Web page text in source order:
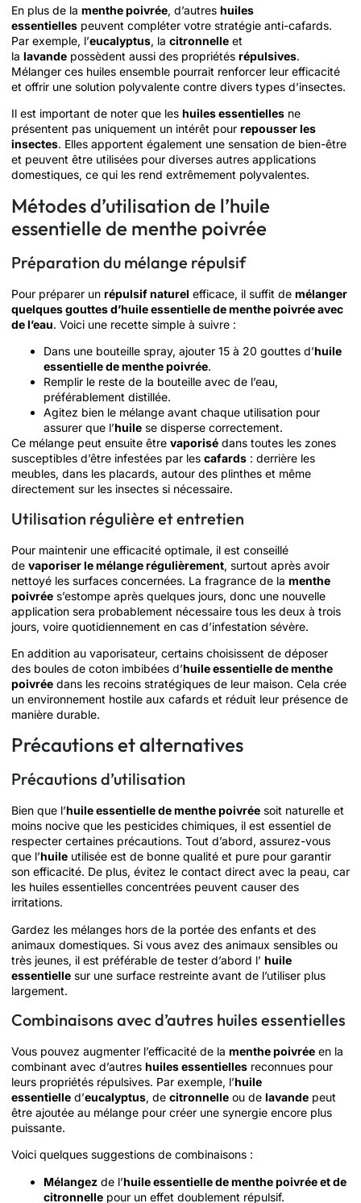
En plus de la menthe poivrée, d’autres huiles
essentielles peuvent compléter votre stratégie anti-cafards.
Par exemple, l’eucalyptus, la citronnelle et
la lavande possèdent aussi des propriétés répulsives.
Mélanger ces huiles ensemble pourrait renforcer leur efficacité
et offrir une solution polyvalente contre divers types d’insectes.
Il est important de noter que les huiles essentielles ne
présentent pas uniquement un intérêt pour repousser les
insectes. Elles apportent également une sensation de bien-être
et peuvent être utilisées pour diverses autres applications
domestiques, ce qui les rend extrêmement polyvalentes.
Métodes d’utilisation de l’huile
essentielle de menthe poivrée
Préparation du mélange répulsif
Pour préparer un répulsif naturel efficace, il suffit de mélanger
quelques gouttes d’huile essentielle de menthe poivrée avec
de l’eau. Voici une recette simple à suivre :
Dans une bouteille spray, ajouter 15 à 20 gouttes d’huile
essentielle de menthe poivrée.
Remplir le reste de la bouteille avec de l’eau,
préférablement distillée.
Agitez bien le mélange avant chaque utilisation pour
assurer que l’huile se disperse correctement.
Ce mélange peut ensuite être vaporisé dans toutes les zones
susceptibles d’être infestées par les cafards : derrière les
meubles, dans les placards, autour des plinthes et même
directement sur les insectes si nécessaire.
Utilisation régulière et entretien
Pour maintenir une efficacité optimale, il est conseillé
de vaporiser le mélange régulièrement, surtout après avoir
nettoyé les surfaces concernées. La fragrance de la menthe
poivrée s’estompe après quelques jours, donc une nouvelle
application sera probablement nécessaire tous les deux à trois
jours, voire quotidiennement en cas d’infestation sévère.
En addition au vaporisateur, certains choisissent de déposer
des boules de coton imbibées d’huile essentielle de menthe
poivrée dans les recoins stratégiques de leur maison. Cela crée
un environnement hostile aux cafards et réduit leur présence de
manière durable.
Précautions et alternatives
Précautions d’utilisation
Bien que l’huile essentielle de menthe poivrée soit naturelle et
moins nocive que les pesticides chimiques, il est essentiel de
respecter certaines précautions. Tout d’abord, assurez-vous
que l’huile utilisée est de bonne qualité et pure pour garantir
son efficacité. De plus, évitez le contact direct avec la peau, car
les huiles essentielles concentrées peuvent causer des
irritations.
Gardez les mélanges hors de la portée des enfants et des
animaux domestiques. Si vous avez des animaux sensibles ou
très jeunes, il est préférable de tester d’abord l’ huile
essentielle sur une surface restreinte avant de l’utiliser plus
largement.
Combinaisons avec d’autres huiles essentielles
Vous pouvez augmenter l’efficacité de la menthe poivrée en la
combinant avec d’autres huiles essentielles reconnues pour
leurs propriétés répulsives. Par exemple, l’huile
essentielle d’eucalyptus, de citronnelle ou de lavande peut
être ajoutée au mélange pour créer une synergie encore plus
puissante.
Voici quelques suggestions de combinaisons :
Mélangez de l’huile essentielle de menthe poivrée et de
citronnelle pour un effet doublement répulsif.